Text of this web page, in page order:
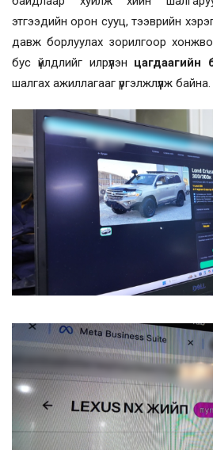
этгээдийн орон сууц, тээврийн
давж борлуулах зорилгоор
бус үйлдлийг илрүүлэн цагдаагийн
шалгах ажиллагааг үргэлжлүүлж байна.